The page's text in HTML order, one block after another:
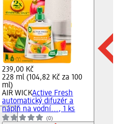
239,00 Kč
228 ml (104,82 Kč za 100
ml)
AIR WICKActive Fresh
automatický difuzér a
náplň na vodní..., 1 ks
(0)